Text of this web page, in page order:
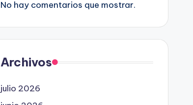
No hay comentarios que mostrar.
Archivos
julio 2026